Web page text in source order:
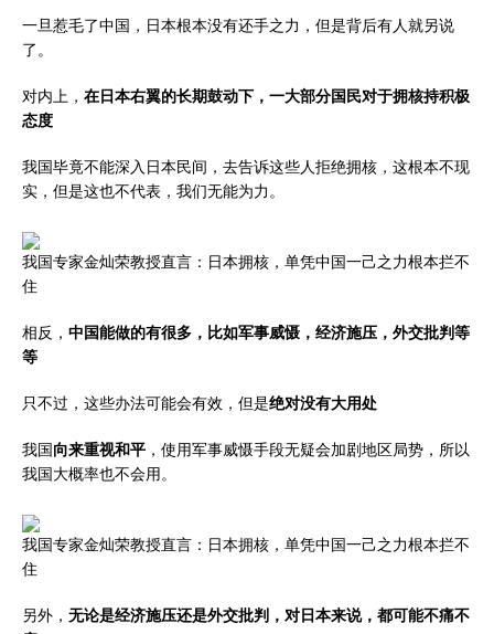
一旦惹毛了中国，日本根本没有还手之力，但是背后有人就另说
了。
对内上， 在日本右翼的长期鼓动下，一大部分国民对于拥核持积极
态度
我国毕竟不能深入日本民间，去告诉这些人拒绝拥核，这根本不现
实，但是这也不代表，我们无能为力。
我国专家金灿荣教授直言：日本拥核，单凭中国一己之力根本拦不
住
相反， 中国能做的有很多，比如军事威慑，经济施压，外交批判等
等
只不过，这些办法可能会有效，但是绝对没有大用处
我国向来重视和平 ，使用军事威慑手段无疑会加剧地区局势，所以
我国大概率也不会用。
我国专家金灿荣教授直言：日本拥核，单凭中国一己之力根本拦不
住
另外， 无论是经济施压还是外交批判，对日本来说，都可能不痛不